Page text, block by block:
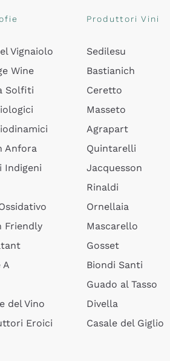
Vignaiolo
Wine
Solfiti
Anfora
Indigeni
Friendly
A
del Vino
Eroici
Produttori Vini
Sedilesu
Bastianich
Ceretto
Masseto
Agrapart
Quintarelli
Jacquesson
Rinaldi
Ornellaia
Mascarello
Gosset
Biondi Santi
Guado al Tasso
Divella
Casale del Giglio